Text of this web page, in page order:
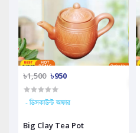
৳1,500 ৳950
- ডিসকাউন্ট অফার
Big Clay Tea Pot